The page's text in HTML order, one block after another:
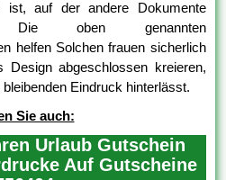
ist, auf der andere Dokumente
Die oben genannten
helfen Solchen frauen sicherlich
Design abgeschlossen kreieren,
Eindruck hinterlässt.
Sie auch:
Urlaub Gutschein
Auf Gutscheine